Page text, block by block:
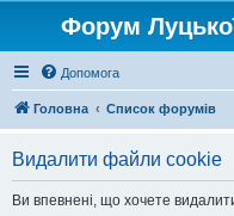
Форум
Допомога
Головна Список форумів
Видалити файли cookie
Ви впевнені, що хочете